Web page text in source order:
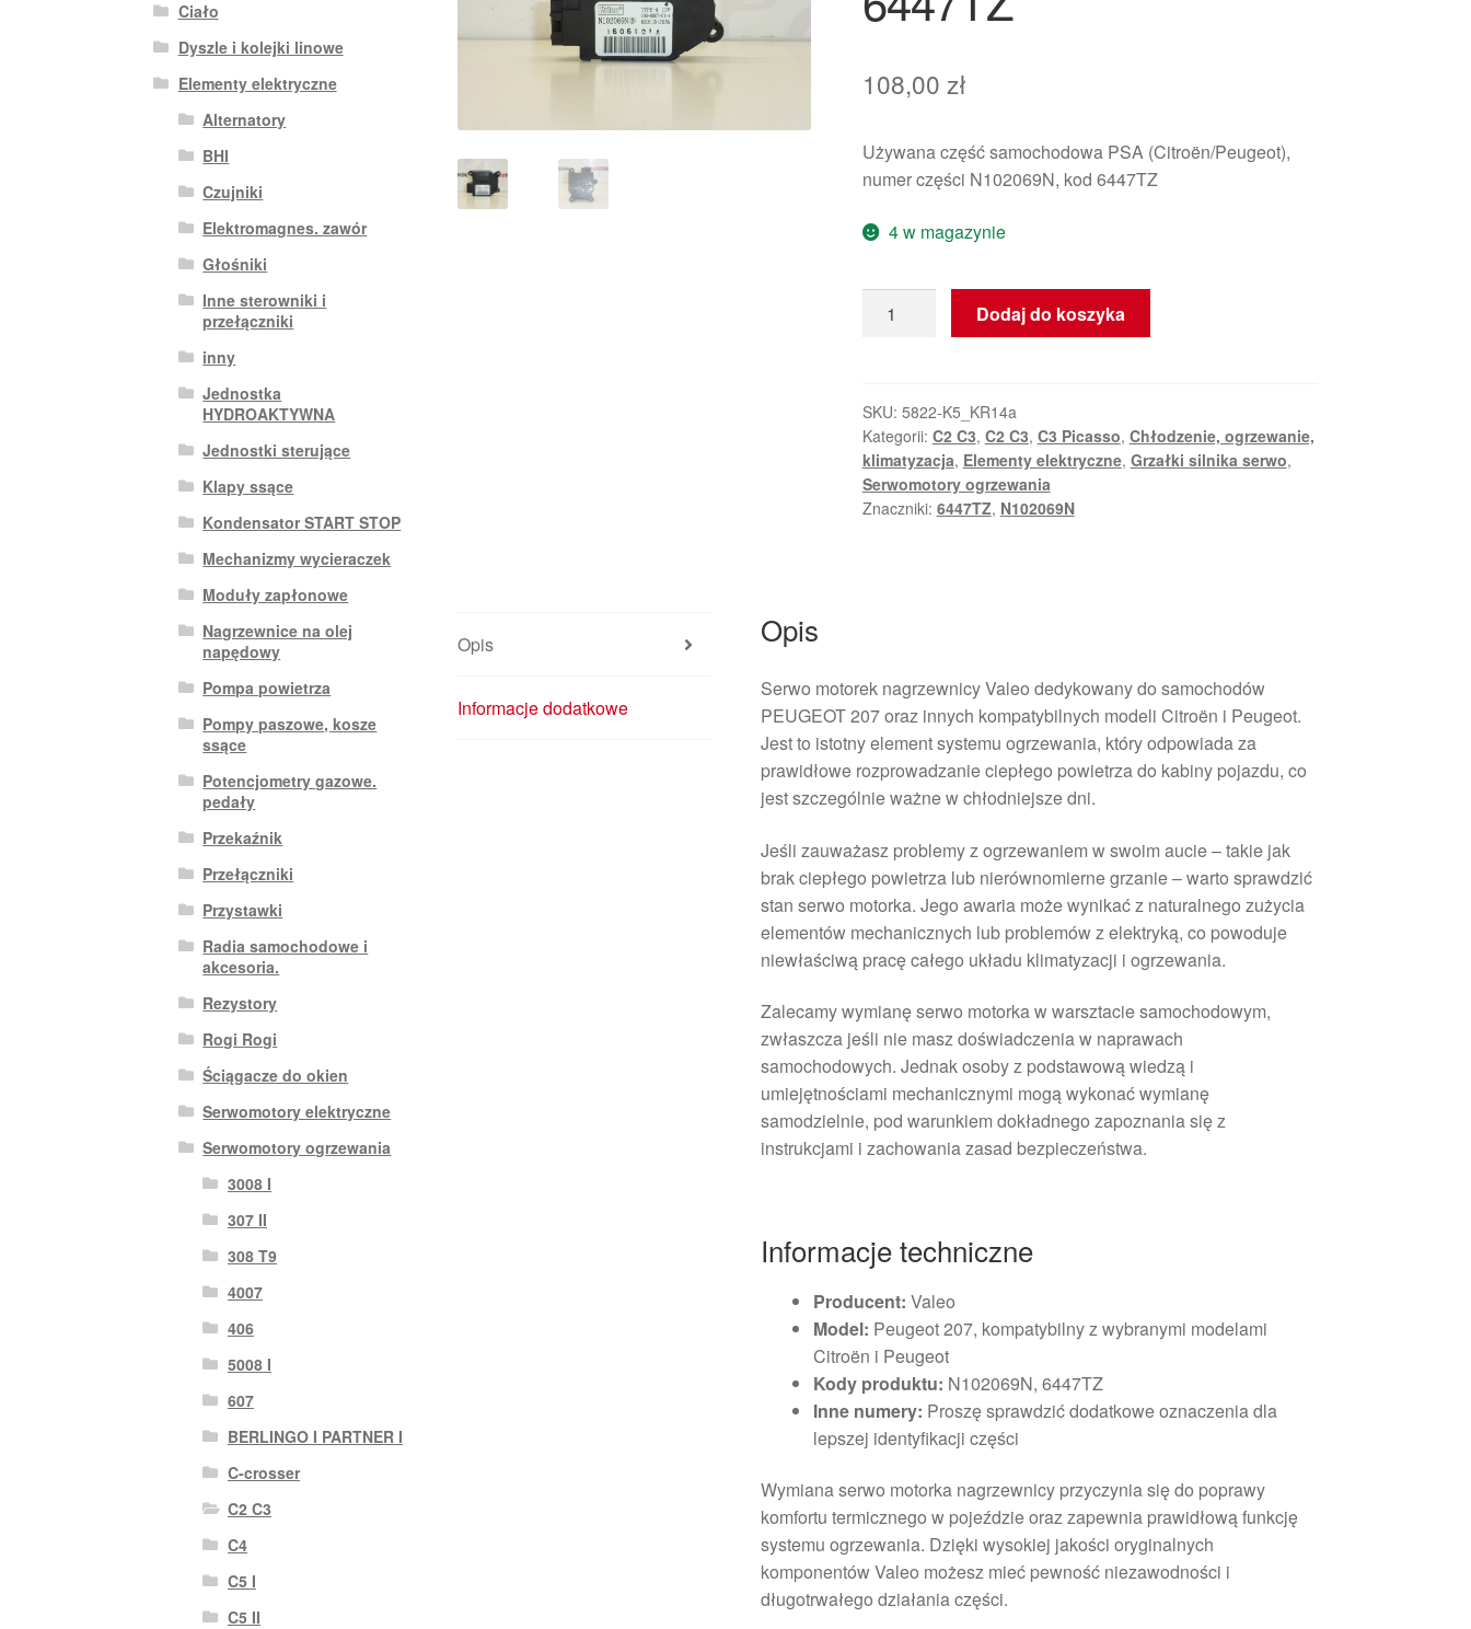
108,00 zł
Używana część samochodowa PSA (Citroën/Peugeot),
numer części N102069N, kod 6447TZ
4 w magazynie
Serwo
Peugeot
N102069N
6447TZ
Dodaj do koszyka
SKU: 5822-K5_KR14a
Kategorii: C2 C3, C2 C3, C3 Picasso, Chłodzenie, ogrzewanie,
klimatyzacja, Elementy elektryczne, Grzałki silnika serwo,
Serwomotory ogrzewania
Znaczniki: 6447TZ, N102069N
Opis
Informacje dodatkowe
Opis
Serwo motorek nagrzewnicy Valeo dedykowany do samochodów
PEUGEOT 207 oraz innych kompatybilnych modeli Citroën i Peugeot.
Jest to istotny element systemu ogrzewania, który odpowiada za
prawidłowe rozprowadzanie ciepłego powietrza do kabiny pojazdu, co
jest szczególnie ważne w chłodniejsze dni.
Jeśli zauważasz problemy z ogrzewaniem w swoim aucie – takie jak
brak ciepłego powietrza lub nierównomierne grzanie – warto sprawdzić
stan serwo motorka. Jego awaria może wynikać z naturalnego zużycia
elementów mechanicznych lub problemów z elektryką, co powoduje
niewłaściwą pracę całego układu klimatyzacji i ogrzewania.
Zalecamy wymianę serwo motorka w warsztacie samochodowym,
zwłaszcza jeśli nie masz doświadczenia w naprawach
samochodowych. Jednak osoby z podstawową wiedzą i
umiejętnościami mechanicznymi mogą wykonać wymianę
samodzielnie, pod warunkiem dokładnego zapoznania się z
instrukcjami i zachowania zasad bezpieczeństwa.
Informacje techniczne
Producent: Valeo
Model: Peugeot 207, kompatybilny z wybranymi modelami
Citroën i Peugeot
Kody produktu: N102069N, 6447TZ
Inne numery: Proszę sprawdzić dodatkowe oznaczenia dla
lepszej identyfikacji części
Wymiana serwo motorka nagrzewnicy przyczynia się do poprawy
komfortu termicznego w pojeździe oraz zapewnia prawidłową funkcję
systemu ogrzewania. Dzięki wysokiej jakości oryginalnych
komponentów Valeo możesz mieć pewność niezawodności i
długotrwałego działania części.
Ciało
Dyszle i kolejki linowe
Elementy elektryczne
Alternatory
BHI
Czujniki
Elektromagnes. zawór
Głośniki
Inne sterowniki i
przełączniki
inny
Jednostka
HYDROAKTYWNA
Jednostki sterujące
Klapy ssące
Kondensator START STOP
Mechanizmy wycieraczek
Moduły zapłonowe
Nagrzewnice na olej
napędowy
Pompa powietrza
Pompy paszowe, kosze
ssące
Potencjometry gazowe.
pedały
Przekaźnik
Przełączniki
Przystawki
Radia samochodowe i
akcesoria.
Rezystory
Rogi Rogi
Ściągacze do okien
Serwomotory elektryczne
Serwomotory ogrzewania
3008 I
307 II
308 T9
4007
406
5008 I
607
BERLINGO I PARTNER I
C-crosser
C2 C3
C4
C5 I
C5 II